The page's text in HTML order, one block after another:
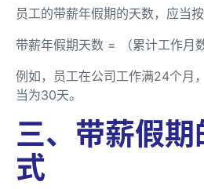
员工的带薪年假期的天数，应当
带薪年假期天数 = （累计工作月
例如，员工在公司工作满24个月
当为30天。
三、带薪假期
式